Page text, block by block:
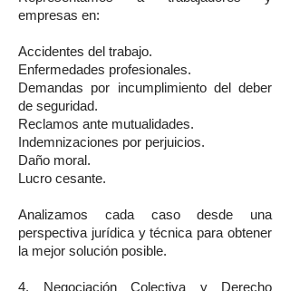
empresas en:
Accidentes del trabajo.
Enfermedades profesionales.
Demandas por incumplimiento del deber
de seguridad.
Reclamos ante mutualidades.
Indemnizaciones por perjuicios.
Daño moral.
Lucro cesante.
Analizamos cada caso desde una
perspectiva jurídica y técnica para obtener
la mejor solución posible.
4. Negociación Colectiva y Derecho